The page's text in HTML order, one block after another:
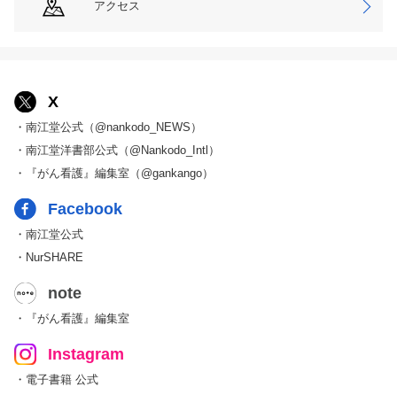
アクセス
X
・南江堂公式（@nankodo_NEWS）
・南江堂洋書部公式（@Nankodo_Intl）
・『がん看護』編集室（@gankango）
Facebook
・南江堂公式
・NurSHARE
note
・『がん看護』編集室
Instagram
・電子書籍 公式